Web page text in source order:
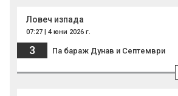
Ловеч изпада
07:27 | 4 юни 2026 г.
3 Па бараж Дунав и Септември